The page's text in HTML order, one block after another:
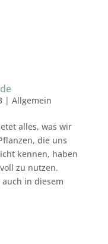
| Allgemein
alles, was wir
die uns
kennen, haben
zu nutzen.
in diesem